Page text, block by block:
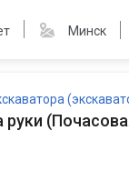
Минск
руки (